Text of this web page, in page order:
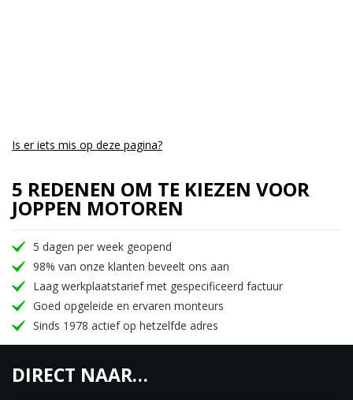
Is er iets mis op deze pagina?
5 REDENEN OM TE KIEZEN VOOR
JOPPEN MOTOREN
5 dagen per week geopend
98% van onze klanten beveelt ons aan
Laag werkplaatstarief met gespecificeerd factuur
Goed opgeleide en ervaren monteurs
Sinds 1978 actief op hetzelfde adres
DIRECT NAAR…